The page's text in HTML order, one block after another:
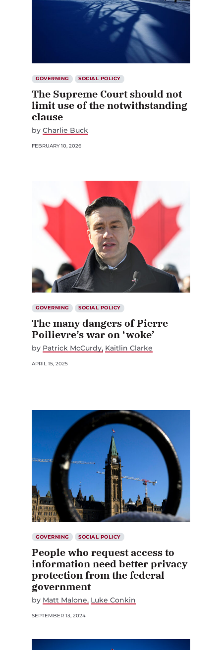
GOVERNING SOCIAL POLICY
The Supreme Court should not
limit use of the notwithstanding
clause
by Charlie Buck
FEBRUARY 10, 2026
GOVERNING SOCIAL POLICY
The many dangers of Pierre
Poilievre’s war on ‘woke’
by Patrick McCurdy Kaitlin Clarke
APRIL 15, 2025
GOVERNING SOCIAL POLICY
People who request access to
information need better privacy
protection from the federal
government
by Matt Malone Luke Conkin
SEPTEMBER 13, 2024